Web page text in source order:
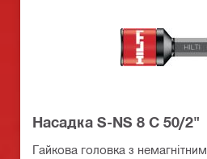
Насадка S-NS 8 C 50/2"
Гайкова головка з